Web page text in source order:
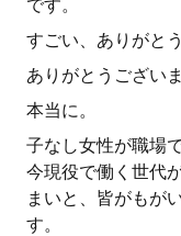
です。
すごい、ありがと
ありがとうござい
本当に。
子なし女性が職場
今現役で働く世代
まいと、皆がもが
す。